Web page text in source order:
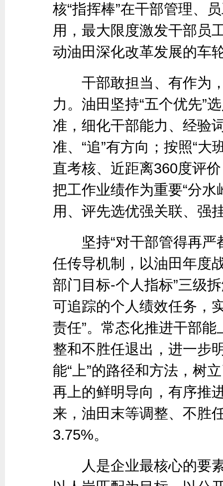
核“指挥棒”在干部管理、
用，最大限度激发干部员
动油田深化改革发展的车
干部敢担当、有作为，
力。油田坚持“五个优先”
准，细化干部能力、经验
准、“追”有方向；按照“
直考核、近距离360度评
把工作业绩作为重要“分
用、评先选优强关联、强
坚持“对干部管得再严
任传导机制，以油田年度
部门目标-个人指标”三级
可追踪的个人绩效任务，
责任”。常态化推进干部
整和不胜任退出，进一步
能“上”的路径和方法，树
再上的鲜明导向，有序推
来，油田末等调整、不胜
3.75%。
人是企业最核心的要素